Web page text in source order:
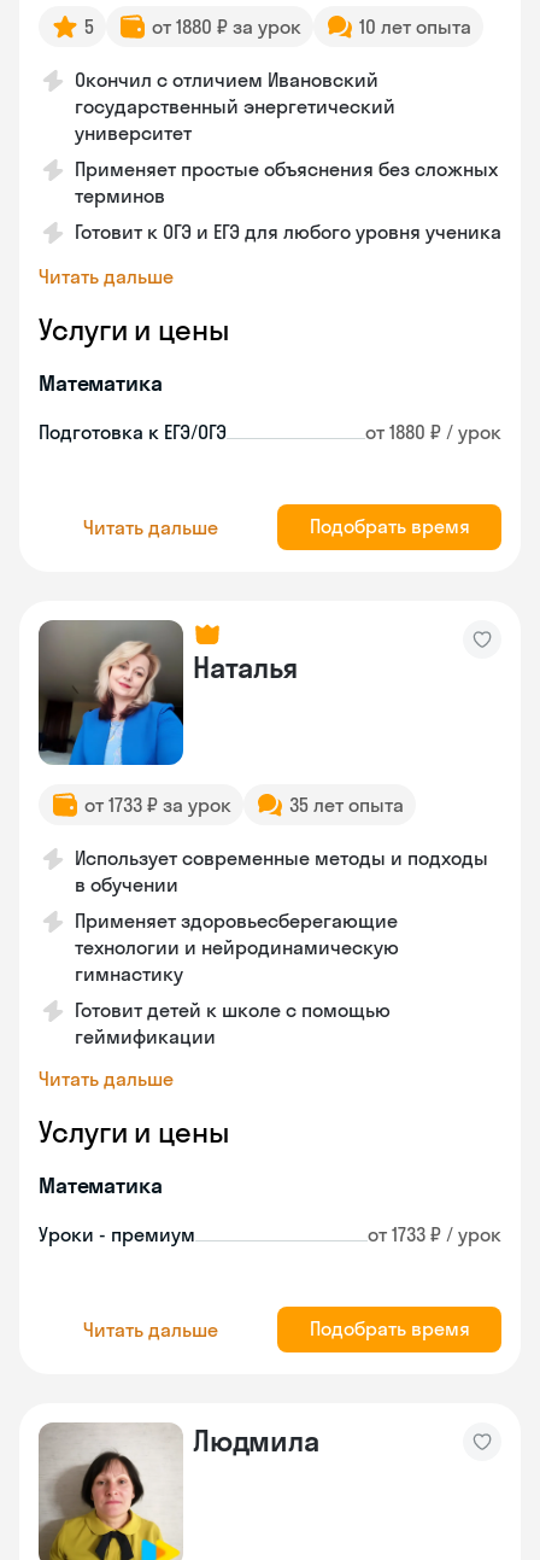
5 от 1880 ₽ за урок 10 лет опыта
Окончил с отличием Ивановский
государственный энергетический
университет
Применяет простые объяснения без сложных
терминов
Готовит к ОГЭ и ЕГЭ для любого уровня ученика
Читать дальше
Услуги и цены
Математика
Подготовка к ЕГЭ/ОГЭ от 1880 ₽ / урок
Читать дальше Подобрать время
Наталья
от 1733 ₽ за урок 35 лет опыта
Использует современные методы и подходы
в обучении
Применяет здоровьесберегающие
технологии и нейродинамическую
гимнастику
Готовит детей к школе с помощью
геймификации
Читать дальше
Услуги и цены
Математика
Уроки - премиум от 1733 ₽ / урок
Читать дальше Подобрать время
Людмила